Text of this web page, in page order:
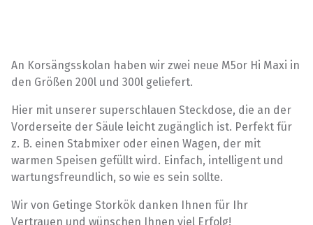
An Korsängsskolan haben wir zwei neue M5or Hi Maxi in
den Größen 200l und 300l geliefert.
Hier mit unserer superschlauen Steckdose, die an der
Vorderseite der Säule leicht zugänglich ist. Perfekt für
z. B. einen Stabmixer oder einen Wagen, der mit
warmen Speisen gefüllt wird. Einfach, intelligent und
wartungsfreundlich, so wie es sein sollte.
Wir von Getinge Storkök danken Ihnen für Ihr
Vertrauen und wünschen Ihnen viel Erfolg!